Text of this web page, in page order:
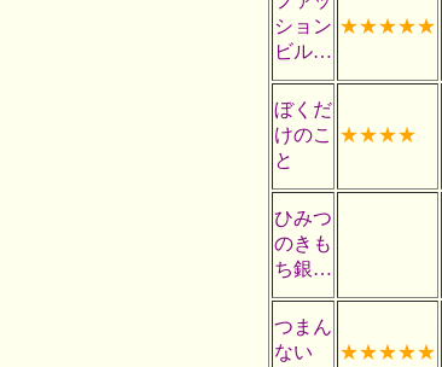
ション
ビル…
★★★★★
ぼくだ
けのこ
と
★★★★
ひみつ
のきも
ち銀…
つまん
ない
★★★★★